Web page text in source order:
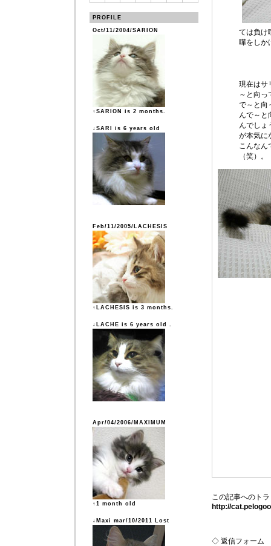
PROFILE
Oct/11/2004/SARION
↑SARION is 2 months.
↓SARI is 6 years old
Feb/11/2005/LACHESIS
↑LACHESIS is 3 months.
↓LACHE is 6 years old .
Apr/04/2006/MAXIMUM
↑1 month old
↓Maxi mar/10/2011 Lost
ては負け
嘩をしか
現在はサ
～と向っ
で～と向
んで～と
んでしょ
が本気に
こんなん
（笑）。
この記事へのト
http://
◇ 返信フォーム